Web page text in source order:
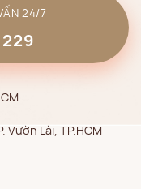
24/7
Vườn Lài, TP.HCM